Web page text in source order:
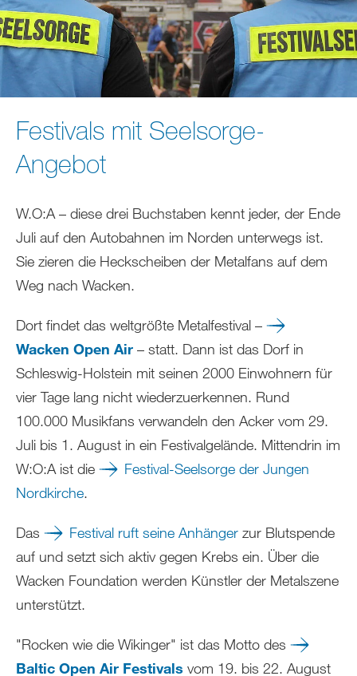
Festivals mit Seelsorge-
Angebot
W.O:A – diese drei Buchstaben kennt jeder, der Ende
Juli auf den Autobahnen im Norden unterwegs ist.
Sie zieren die Heckscheiben der Metalfans auf dem
Weg nach Wacken.
Dort findet das weltgrößte Metalfestival –
Wacken Open Air – statt. Dann ist das Dorf in
Schleswig-Holstein mit seinen 2000 Einwohnern für
vier Tage lang nicht wiederzuerkennen. Rund
100.000 Musikfans verwandeln den Acker vom 29.
Juli bis 1. August in ein Festivalgelände. Mittendrin im
W:O:A ist die
Festival-Seelsorge der Jungen
Nordkirche.
Das Festival ruft seine Anhänger zur Blutspende
auf und setzt sich aktiv gegen Krebs ein. Über die
Wacken Foundation werden Künstler der Metalszene
unterstützt.
"Rocken wie die Wikinger" ist das Motto des
Baltic Open Air Festivals vom 19. bis 22. August